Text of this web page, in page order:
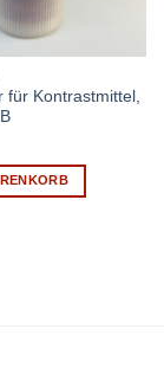
für Kontrastmittel,